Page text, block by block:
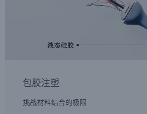
包胶注塑
挑战材料结合的极限